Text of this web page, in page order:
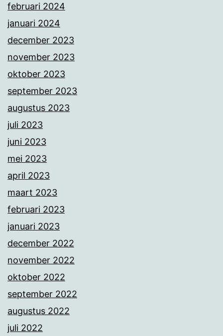
februari 2024
januari 2024
december 2023
november 2023
oktober 2023
september 2023
augustus 2023
juli 2023
juni 2023
mei 2023
april 2023
maart 2023
februari 2023
januari 2023
december 2022
november 2022
oktober 2022
september 2022
augustus 2022
juli 2022